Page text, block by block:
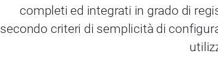
completi ed integrati in grado di
secondo criteri di semplicità di